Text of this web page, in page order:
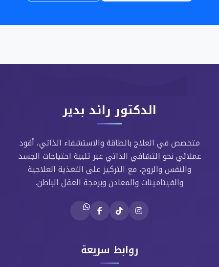
الدكتور رائد بدير
متخصص في العلاج بالطاقة والاستشفاء الذاتي، أقود
عملائي نحو التشافي الذاتي عبر تلبية احتياجات الجسد
والنفس والروح، مع التركيز على التغذية العلاجية
والفيتامينات والمعادن وبرمجة العقل الباطن.
روابط سريعة